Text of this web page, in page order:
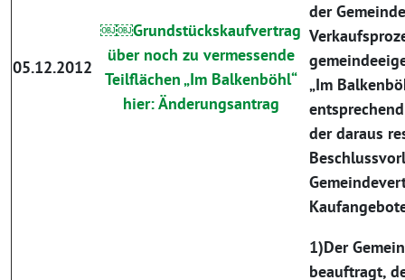
05.12.2012
￼￼Grundstückskaufvertrag
über noch zu vermessende
Teilflächen „Im Balkenböhl“
hier: Änderungsantrag
der
„Im
der daraus
1)Der
beauftragt,